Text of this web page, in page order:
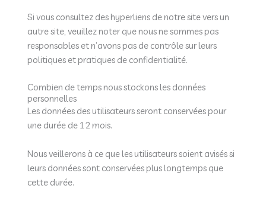
Si vous consultez des hyperliens de notre site vers un
autre site, veuillez noter que nous ne sommes pas
responsables et n’avons pas de contrôle sur leurs
politiques et pratiques de confidentialité.
Combien de temps nous stockons les données
personnelles
Les données des utilisateurs seront conservées pour
une durée de 12 mois.
Nous veillerons à ce que les utilisateurs soient avisés si
leurs données sont conservées plus longtemps que
cette durée.